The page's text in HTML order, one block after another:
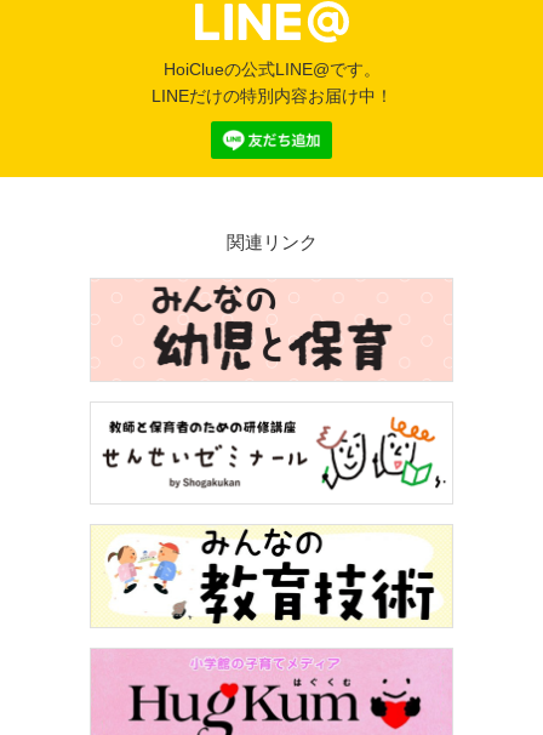
HoiClueの公式LINE@です。
LINEだけの特別内容お届け中！
関連リンク